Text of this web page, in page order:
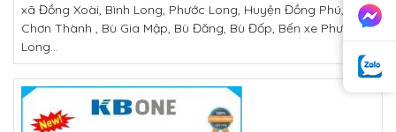
xã Đồng Xoài, Bình Long, Phước Long, Huyện Đồng Phú,
Chơn Thành , Bù Gia Mập, Bù Đăng, Bù Đốp, Bến xe Phước
Long...